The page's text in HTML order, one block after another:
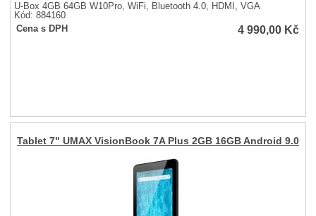
U-Box 4GB 64GB W10Pro, WiFi, Bluetooth 4.0, HDMI, VGA
Kód: 884160
Cena s DPH
4 990,00 Kč
Tablet 7" UMAX VisionBook 7A Plus 2GB 16GB Android 9.0